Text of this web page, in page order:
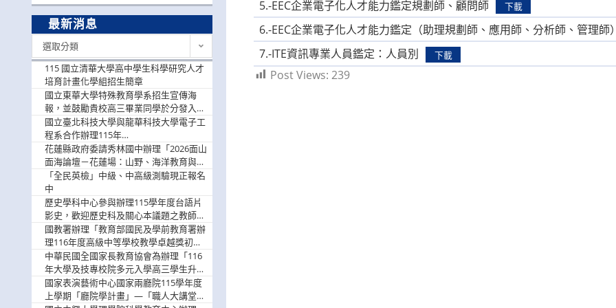
5.-EEC企業電子化人才能力鑑定規劃師、顧問師 下載
6.-EEC企業電子化人才能力鑑定（助理規劃師、應用師、分析師、管理師
7.-ITE資訊專業人員鑑定：人員別
下載
Post Views: 239
最新消息
選取分類
115 國立清華大學高中學生科學研究人才
培育計畫化學組招生簡章
國立東華大學特殊教育學系招生宣傳海
報，並鼓勵貴校高三畢業同學於分發入學
階段踴躍選填。
國立臺北科技大學與龍華科技大學電子工
程系合作辦理115年
「115.08.10~08.12「AI賦能應用於智慧半
導體研習營」，歡迎學生踴躍報名參加
花蓮縣政府委請秀林國中辦理「2026面山
面海論壇－花蓮場：山野、海洋教育與戶
外安全實務課程」，歡迎踴躍報名參加
「全民英檢」中級、中高級測驗現正報名
中
歷史學科中心參與辦理115學年度台語片
影史，歡迎歷史科及關心本議題之教師踴
躍報名參加
國教署辦理「教育部國民及學前教育署辦
理116年度高級中等學校教學卓越獎初選
實施計畫」，鼓勵教師踴躍報名
中華民國全國家長教育協會為辦理「116
年大學及技專校院多元入學高三學生升學
輔導家長說明會」
國家表演藝術中心國家兩廳院115學年度
上學期「廳院學計畫」—「職人大講堂」